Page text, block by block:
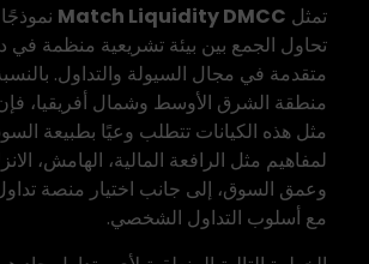
تمثل Match Liquidity DMCC
تحاول الجمع بين بيئة تشريعية منظمة في
متقدمة في مجال السيولة والتداول.
منطقة الشرق الأوسط وشمال أفريقيا،
مثل هذه الكيانات تتطلب وعيًا بطبيعة
لمفاهيم مثل الرافعة المالية، الهامش،
وعمق السوق، إلى جانب اختيار منصة
مع أسلوب التداول الشخصي.